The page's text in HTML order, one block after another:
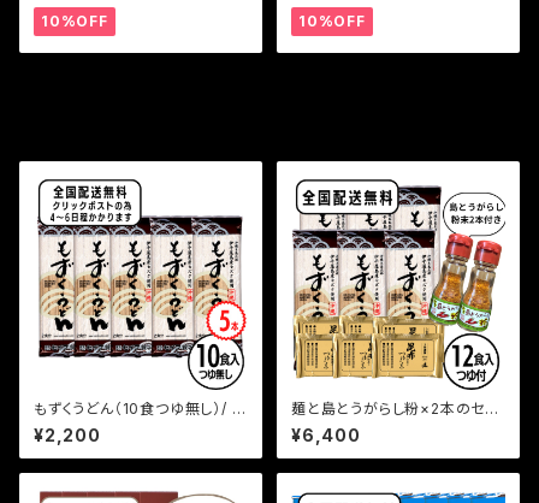
10%OFF 10%OFF
もずくうどん（10食つゆ無し）/ 5
本
¥2,200
麺と島とうがらし粉×2本のセッ
ト（12食つゆ付）
¥6,400